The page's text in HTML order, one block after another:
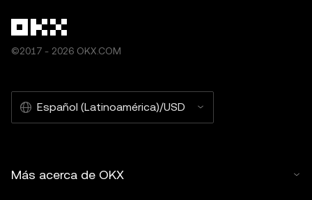
©2017 - 2026 OKX.COM
Español (Latinoamérica)/USD
Más acerca de OKX